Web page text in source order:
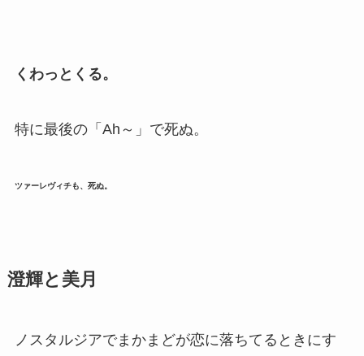
くわっとくる。
特に最後の「Ah～」で死ぬ。
ツァーレヴィチも、死ぬ。
澄輝と美月
ノスタルジアでまかまどが恋に落ちてるときにす